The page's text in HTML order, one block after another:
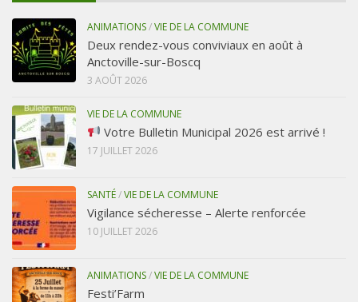
ANIMATIONS/VIE DE LA COMMUNE
Deux rendez-vous conviviaux en août à
Anctoville-sur-Boscq
3 AOÛT 2026
VIE DE LA COMMUNE
Votre Bulletin Municipal 2026 est arrivé !
17 JUILLET 2026
SANTÉ/VIE DE LA COMMUNE
Vigilance sécheresse – Alerte renforcée
10 JUILLET 2026
ANIMATIONS/VIE DE LA COMMUNE
Festi’Farm